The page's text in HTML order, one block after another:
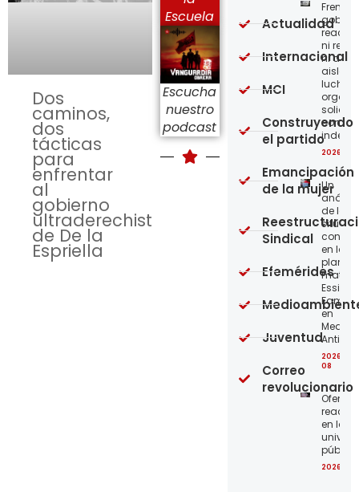
Dos
caminos,
dos
tácticas
para
enfrentar
al
gobierno
ultraderechista
de De la
Espriella
Escuela
Escucha
nuestro
podcast
Frente
ni
ni
lucha,
con
2026-
Un
de la
en la
planta
matriz
Essity-
Familia
en
2026-
08
en las
2026-
Actualidad
Internacional
MCI
Construyendo
el partido
Emancipación
de la mujer
Sindical
Efemérides
Juventud
Correo
revolucionario